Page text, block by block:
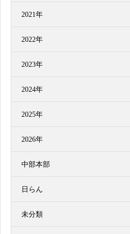
2021年
2022年
2023年
2024年
2025年
2026年
中部本部
日らん
未分類